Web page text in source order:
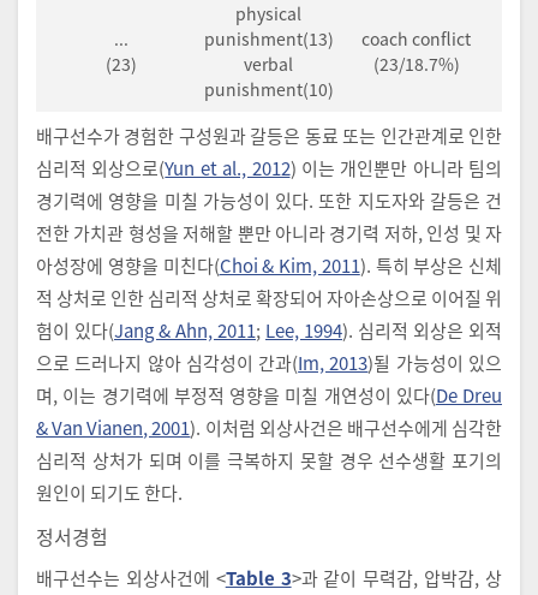
...
(23)
physical
punishment(13)
verbal
punishment(10)
coach conflict
(23/18.7%)
배구선수가 경험한 구성원과 갈등은 동료 또는 인간관계로 인한
심리적 외상으로(Yun et al., 2012) 이는 개인뿐만 아니라 팀의
경기력에 영향을 미칠 가능성이 있다. 또한 지도자와 갈등은 건
전한 가치관 형성을 저해할 뿐만 아니라 경기력 저하, 인성 및 자
아성장에 영향을 미친다(Choi & Kim, 2011). 특히 부상은 신체
적 상처로 인한 심리적 상처로 확장되어 자아손상으로 이어질 위
험이 있다(Jang & Ahn, 2011; Lee, 1994). 심리적 외상은 외적
으로 드러나지 않아 심각성이 간과(Im, 2013)될 가능성이 있으
며, 이는 경기력에 부정적 영향을 미칠 개연성이 있다(De Dreu
& Van Vianen, 2001). 이처럼 외상사건은 배구선수에게 심각한
심리적 상처가 되며 이를 극복하지 못할 경우 선수생활 포기의
원인이 되기도 한다.
정서경험
배구선수는 외상사건에 <Table 3>과 같이 무력감, 압박감, 상